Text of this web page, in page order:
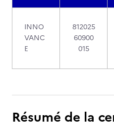
INNO
VANC
E
812025
60900
015
Résumé de la